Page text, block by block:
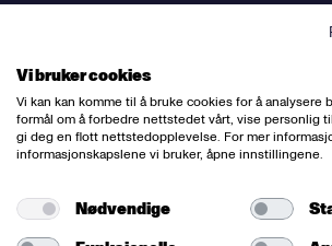
Følg oss på sosiale medier
Nettredaktør:Willy Bergsnov
Vi bruker cookies
Vi kan kan komme til å bruke cookies for å analysere
formål om å forbedre nettstedet vårt, vise personlig
gi deg en flott nettstedopplevelse. For mer
informasjonskapslene vi bruker, åpne innstillingene.
Nødvendige